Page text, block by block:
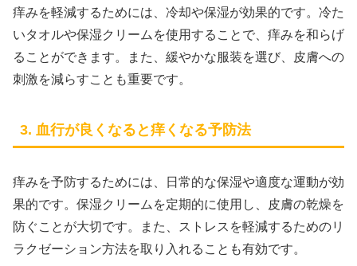
痒みを軽減するためには、冷却や保湿が効果的です。冷た
いタオルや保湿クリームを使用することで、痒みを和らげ
ることができます。また、緩やかな服装を選び、皮膚への
刺激を減らすことも重要です。
3. 血行が良くなると痒くなる予防法
痒みを予防するためには、日常的な保湿や適度な運動が効
果的です。保湿クリームを定期的に使用し、皮膚の乾燥を
防ぐことが大切です。また、ストレスを軽減するためのリ
ラクゼーション方法を取り入れることも有効です。